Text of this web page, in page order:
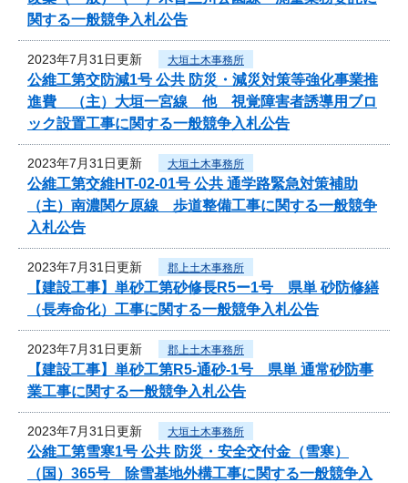
関する一般競争入札公告
2023年7月31日更新 大垣土木事務所
公維工第交防減1号 公共 防災・減災対策等強化事業推
進費 （主）大垣一宮線 他 視覚障害者誘導用ブロ
ック設置工事に関する一般競争入札公告
2023年7月31日更新 大垣土木事務所
公維工第交維HT-02-01号 公共 通学路緊急対策補助
（主）南濃関ケ原線 歩道整備工事に関する一般競争
入札公告
2023年7月31日更新 郡上土木事務所
【建設工事】単砂工第砂修長R5ー1号 県単 砂防修繕
（長寿命化）工事に関する一般競争入札公告
2023年7月31日更新 郡上土木事務所
【建設工事】単砂工第R5-通砂-1号 県単 通常砂防事
業工事に関する一般競争入札公告
2023年7月31日更新 大垣土木事務所
公維工第雪寒1号 公共 防災・安全交付金（雪寒）
（国）365号 除雪基地外構工事に関する一般競争入